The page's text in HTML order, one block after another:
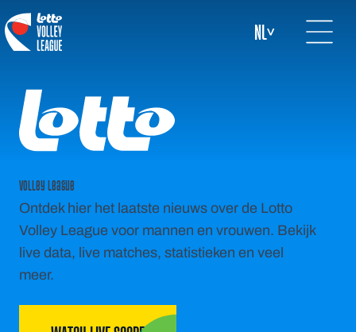
logo-white
NL
Volley league
Ontdek hier het laatste nieuws over de Lotto
Volley League voor mannen en vrouwen. Bekijk
live data, live matches, statistieken en veel
meer.